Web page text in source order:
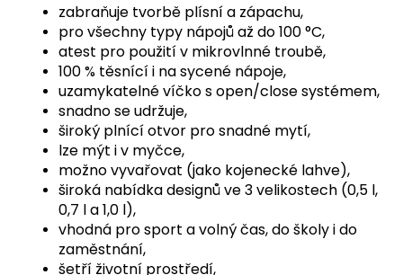
zabraňuje tvorbě plísní a zápachu,
pro všechny typy nápojů až do 100 °C,
atest pro použití v mikrovlnné troubě,
100 % těsnící i na sycené nápoje,
uzamykatelné víčko s open/close systémem,
snadno se udržuje,
široký plnící otvor pro snadné mytí,
lze mýt i v myčce,
možno vyvařovat (jako kojenecké lahve),
široká nabídka designů ve 3 velikostech (0,5 l,
0,7 l a 1,0 l),
vhodná pro sport a volný čas, do školy i do
zaměstnání,
šetří životní prostředí,